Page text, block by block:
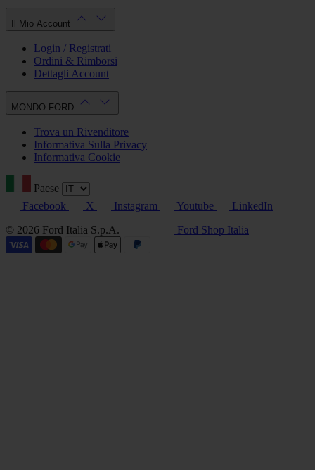
Il Mio Account
Login / Registrati
Ordini & Rimborsi
Dettagli Account
MONDO FORD
Trova un Rivenditore
Informativa Sulla Privacy
Informativa Cookie
Paese
Facebook
X Instagram Youtube
LinkedIn
© 2026 Ford Italia S.p.A.
Ford Shop Italia